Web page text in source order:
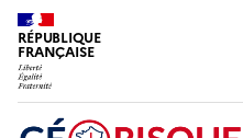
RÉPUBLIQUE
FRANÇAISE